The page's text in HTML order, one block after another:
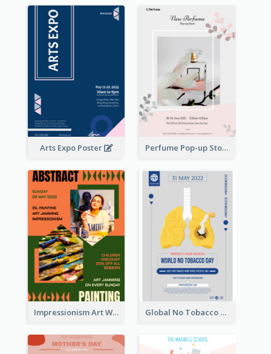
Arts Expo Poster Perfume Pop-up Store Poster
Impressionism Art Workshop Poster Global No Tobacco Day Poster